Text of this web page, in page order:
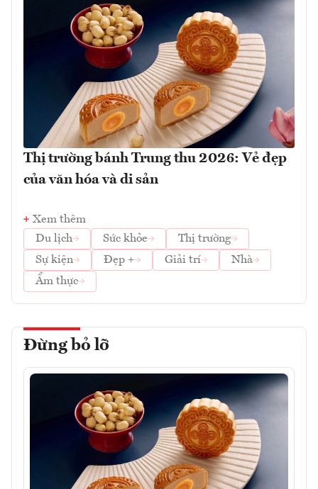
Thị trường bánh Trung thu 2026: Vẻ đẹp
của văn hóa và di sản
Xem thêm
Du lịch
Sức khỏe
Thị trường
Sự kiện
Đẹp + Giải trí
Nhà
Ẩm thực
Đừng bỏ lỡ